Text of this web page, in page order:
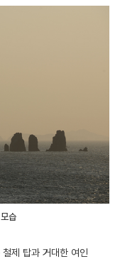
습
제 탑과 거대한 여인